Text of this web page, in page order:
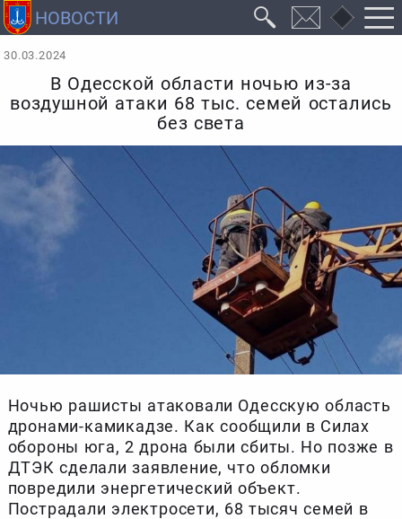
30.03.2024
В Одесской области ночью из-за
воздушной атаки 68 тыс. семей остались
без света
Ночью рашисты атаковали Одесскую область
дронами-камикадзе. Как сообщили в Силах
обороны юга, 2 дрона были сбиты. Но позже в
ДТЭК сделали заявление, что обломки
повредили энергетический объект.
Пострадали электросети, 68 тысяч семей в